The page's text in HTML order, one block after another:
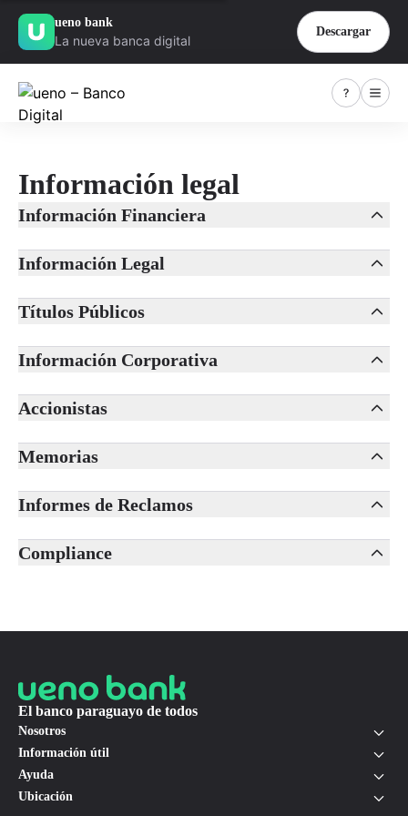
ueno bank
La nueva banca digital
Descargar
Información legal
Información Financiera
Información Legal
Títulos Públicos
Información Corporativa
Accionistas
Memorias
Informes de Reclamos
Compliance
El banco paraguayo de todos
Nosotros
Información útil
Ayuda
Ubicación